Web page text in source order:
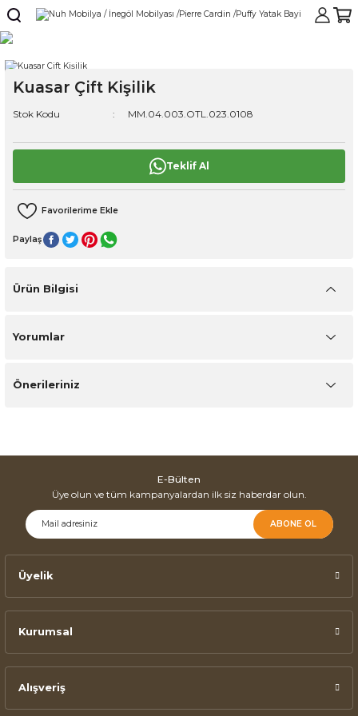
Kuasar Çift Kişilik
Stok Kodu MM.04.003.OTL.023.0108
Teklif Al
Paylaş
Ürün Bilgisi
Yorumlar
Önerileriniz
E-Bülten
Üye olun ve tüm kampanyalardan ilk siz haberdar olun.
ABONE OL
Üyelik
Kurumsal
Alışveriş